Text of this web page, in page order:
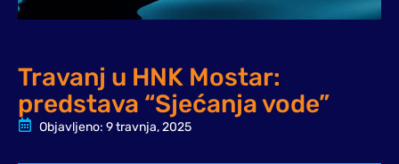
Travanj u HNK Mostar:
predstava “Sjećanja vode”
Objavljeno: 9 travnja, 2025